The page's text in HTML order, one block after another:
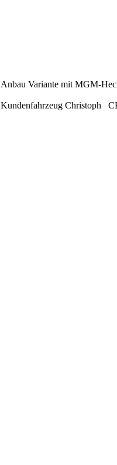
Anbau Variante mit MGM-
Kundenfahrzeug Christoph